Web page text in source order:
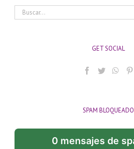
Buscar:
GET SOCIAL
SPAM BLOQUEADO
0 mensajes de